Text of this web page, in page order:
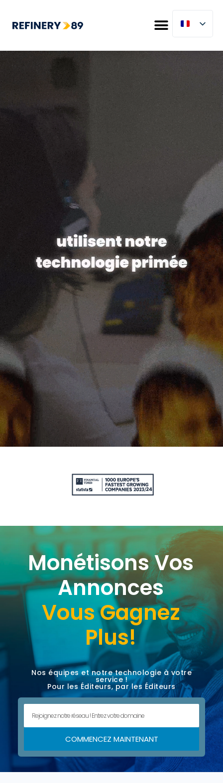
Monétisons Vos
Annonces
Vous Gagnez
Plus!
Nos équipes et notre technologie à votre
service !
Pour les Éditeurs, par les Éditeurs
COMMENCEZ MAINTENANT